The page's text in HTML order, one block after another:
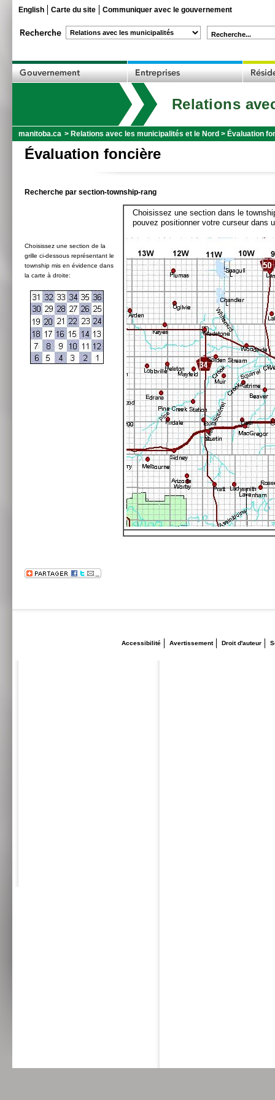
English Carte du site Communiquer avec le gouvernement
Recherche...
Relations
manitoba.ca > Relations avec les municipalités et le Nord > Évaluation
Évaluation foncière
Recherche par section-township-rang
Choisissez une section de la
grille ci-dessous représentant le
township mis en évidence dans
la carte à droite:
Choisissez une section dans le
pouvez positionner votre curseur dans
Accessibilité Avertissement Droit d'auteur